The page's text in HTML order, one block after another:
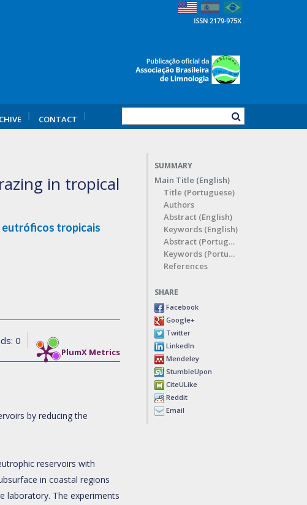
CONTACT
in tropical
eutróficos tropicais
PlumX Metrics
0
by reducing the
reservoirs with
in coastal regions
laboratory. The experiments
SUMMARY
Main Title (English)
Title (Portuguese)
Authors
Abstract (English)
Keywords (English)
Abstract (Portuguese)
Keywords (Portuguese)
References
SHARE
Facebook
Google+
Twitter
LinkedIn
Mendeley
StumbleUpon
CiteULike
Reddit
Email